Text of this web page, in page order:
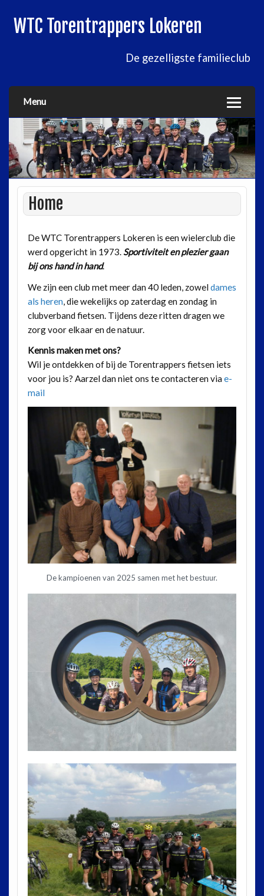
WTC Torentrappers Lokeren
De gezelligste familieclub
Menu
Home
De WTC Torentrappers Lokeren is een wielerclub die
werd opgericht in 1973.Sportiviteit en plezier gaan
bij ons hand in hand.
We zijn een club met meer dan 40 leden, zoweldames
als heren, die wekelijks op zaterdag en zondag in
clubverband fietsen. Tijdens deze ritten dragen we
zorg voor elkaar en de natuur.
Kennis maken met ons?
Wil je ontdekken of bij de Torentrappers fietsen iets
voor jou is? Aarzel dan niet ons te contacteren via e-
mail
De kampioenen van 2025 samen met het bestuur.